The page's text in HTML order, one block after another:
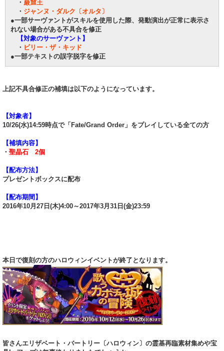
・ 巌窟王
・ ジャンヌ・ダルク〔オルタ〕
●一部サーヴァントがスキルを使用した際、発動演出が正常に表示さ
れない場合がある不具合を修正
【対象のサーヴァント】
・ ビリー・ザ・キッド
●一部テキストの誤字脱字を修正
上記不具合修正の補填は以下のようになっています。
【対象者】
10/26(水)14:59時点で「Fate/Grand Order」をプレイしている全ての方
【補填内容】
・ 聖晶石 2個
【配布方法】
プレゼントボックスに配布
【配布期間】
2016年10月27日(木)4:00～2017年3月31日(金)23:59
本日で復刻の方のハロウィンイベントが終了となります。
皆さんエリザベート・バートリー〔ハロウィン〕の霊基再臨素材集めや宝